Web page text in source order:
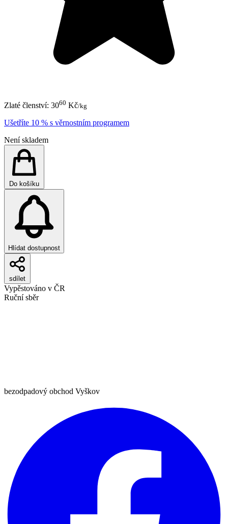
Zlaté členství: 3060 Kč/kg
Ušetříte 10 % s věrnostním programem
Není skladem
Do košíku
Hlídat dostupnost
sdílet
Vypěstováno v ČR
Ruční sběr
bezodpadový obchod Vyškov